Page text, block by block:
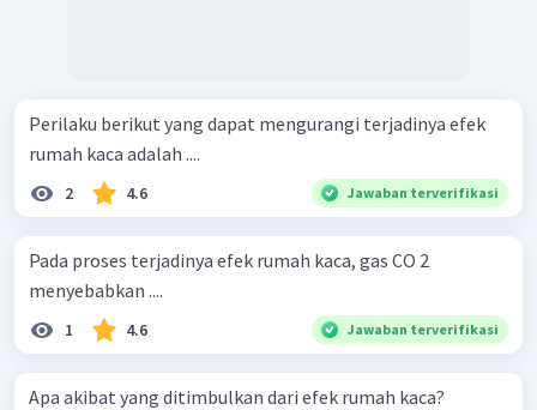
Perilaku berikut yang dapat mengurangi terjadinya efek
rumah kaca adalah ....
2 4.6 Jawaban terverifikasi
Pada proses terjadinya efek rumah kaca, gas CO 2 ​
menyebabkan ....
1 4.6 Jawaban terverifikasi
Apa akibat yang ditimbulkan dari efek rumah kaca?